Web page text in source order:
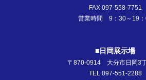
FAX 097-558-7751
営業時間 9：30～19
■日岡展示場
〒870-0914 大分市日岡3
TEL 097-551-2288